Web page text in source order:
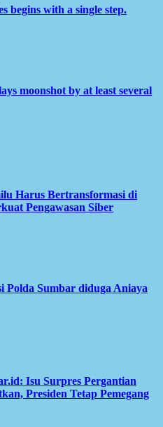
begins with a single step.
moonshot by at least several
Harus Bertransformasi di
Pengawasan Siber
Polda Sumbar diduga Aniaya
Isu Surpres Pergantian
Presiden Tetap Pemegang